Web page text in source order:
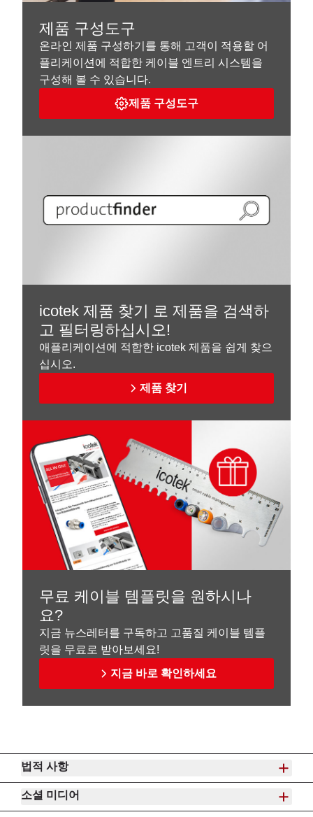
제품 구성도구
온라인 제품 구성하기를 통해 고객이 적용할 어
플리케이션에 적합한 케이블 엔트리 시스템을
구성해 볼 수 있습니다.
제품 구성도구
icotek 제품 찾기 로 제품을 검색하
고 필터링하십시오!
애플리케이션에 적합한 icotek 제품을 쉽게 찾으
십시오.
제품 찾기
무료 케이블 템플릿을 원하시나
요?
지금 뉴스레터를 구독하고 고품질 케이블 템플
릿을 무료로 받아보세요!
지금 바로 확인하세요
법적 사항
소셜 미디어